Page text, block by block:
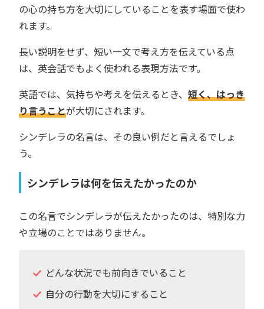
の心の持ち方を大切にしていることを表す場面で使わ
れます。
長い説明をせず、短い一文で考え方を伝えている点
は、英会話でもよく使われる表現方法です。
英語では、気持ちや考えを伝えるとき、 短く、はっき
り言うことが大切にされます。
シンデレラの名言は、その良い例だと言えるでしょ
う。
シンデレラは何を伝えたかったのか
この名言でシンデレラが伝えたかったのは、特別な力
や立場のことではありません。
どんな状況でも前向きでいること
自分の行動を大切にすること